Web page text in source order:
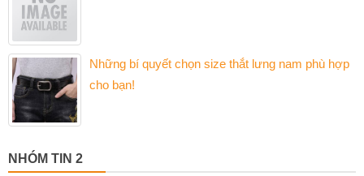
Những bí quyết chọn size thắt lưng nam phù hợp
cho bạn!
NHÓM TIN 2